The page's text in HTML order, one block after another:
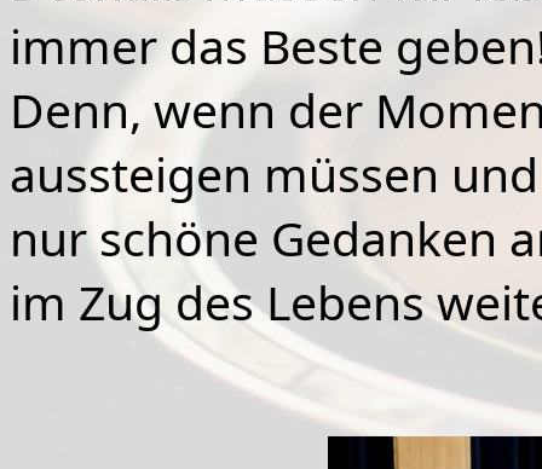
immer das Beste
Denn, wenn der
aussteigen müssen
nur schöne Gedanken
im Zug des Lebens